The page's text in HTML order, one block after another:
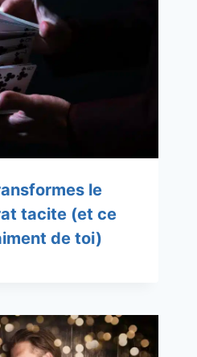
le
tacite (et ce
de toi)